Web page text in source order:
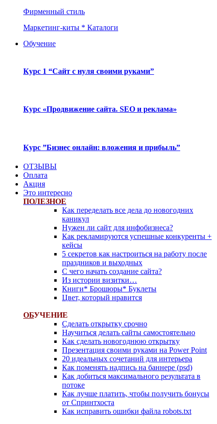
Фирменный стиль
Маркетинг-киты * Каталоги
Обучение
Курс 1 “Сайт с нуля своими руками”
Курс «Продвижение сайта. SEO и реклама»
Курс ”Бизнес онлайн: вложения и прибыль”
ОТЗЫВЫ
Оплата
Акция
Это интересно
ПОЛЕЗНОЕ
Как переделать все дела до новогодних
каникул
Нужен ли сайт для инфобизнеса?
Как рекламируются успешные конкуренты +
кейсы
5 секретов как настроиться на работу после
праздников и выходных
С чего начать создание сайта?
Из истории визитки…
Книги* Брошюры* Буклеты
Цвет, который нравится
ОБУЧЕНИЕ
Сделать открытку срочно
Научиться делать сайты самостоятельно
Как сделать новогоднюю открытку
Презентация своими руками на Power Point
20 идеальных сочетаний для интерьера
Как поменять надпись на баннере (psd)
Как добиться максимального результата в
потоке
Как лучше платить, чтобы получить бонусы
от Спринтхоста
Как исправить ошибки файла robots.txt